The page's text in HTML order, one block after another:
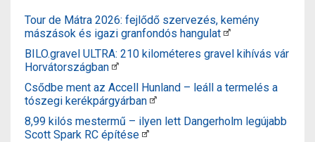
Tour de Mátra 2026: fejlődő szervezés, kemény
mászások és igazi granfondós hangulat
BILO.gravel ULTRA: 210 kilométeres gravel kihívás vár
Horvátországban
Csődbe ment az Accell Hunland – leáll a termelés a
tószegi kerékpárgyárban
8,99 kilós mestermű – ilyen lett Dangerholm legújabb
Scott Spark RC építése